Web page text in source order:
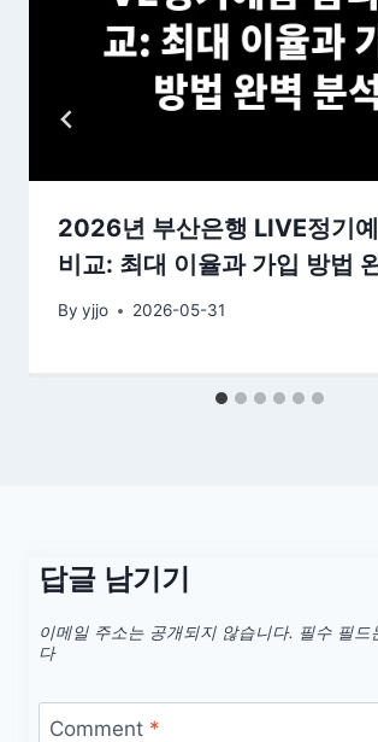
2026년 부산은행 LIVE정기
비교: 최대 이율과 가입 방법
By yjjo 2026-05-31
답글 남기기
이메일 주소는 공개되지 않습니다. 필수 필드
다
Comment *